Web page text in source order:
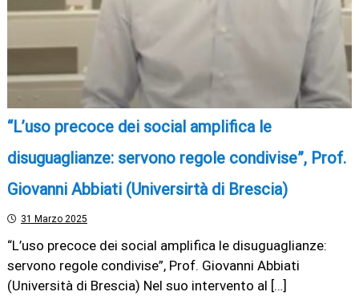
“L’uso precoce dei social amplifica le
disuguaglianze: servono regole condivise”, Prof.
Giovanni Abbiati (Universirtà di Brescia)
31 Marzo 2025
“L’uso precoce dei social amplifica le disuguaglianze:
servono regole condivise”, Prof. Giovanni Abbiati
(Università di Brescia) Nel suo intervento al […]